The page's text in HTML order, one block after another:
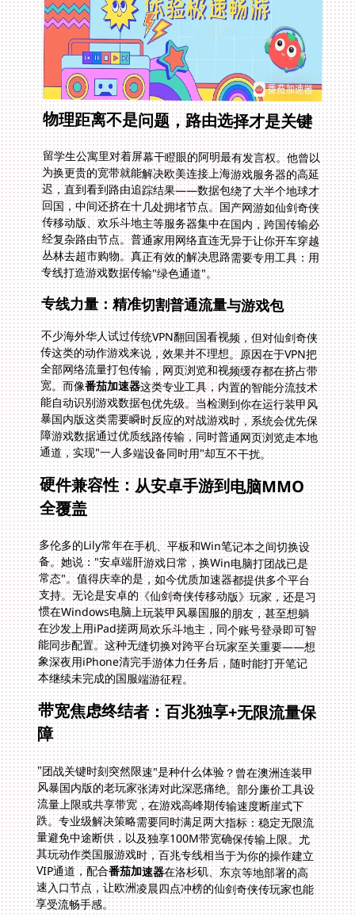
物理距离不是问题，路由选择才是关键
留学生公寓里对着屏幕干瞪眼的阿明最有发言权。他曾以
为换更贵的宽带就能解决欧美连接上海游戏服务器的高延
迟，直到看到路由追踪结果——数据包绕了大半个地球才
回国，中间还挤在十几处拥堵节点。国产网游如仙剑奇侠
传移动版、欢乐斗地主等服务器集中在国内，跨国传输必
经复杂路由节点。普通家用网络直连无异于让你开车穿越
丛林去超市购物。真正有效的解决思路需要专用工具：用
专线打造游戏数据传输"绿色通道"。
专线力量：精准切割普通流量与游戏包
不少海外华人试过传统VPN翻回国看视频，但对仙剑奇侠
传这类的动作游戏来说，效果并不理想。原因在于VPN把
全部网络流量打包传输，网页浏览和视频缓存都在挤占带
宽。而像番茄加速器这类专业工具，内置的智能分流技术
能自动识别游戏数据包优先级。当检测到你在运行装甲风
暴国内版这类需要瞬时反应的对战游戏时，系统会优先保
障游戏数据通过优质线路传输，同时普通网页浏览走本地
通道，实现"一人多端设备同时用"却互不干扰。
硬件兼容性：从安卓手游到电脑MMO
全覆盖
多伦多的Lily常年在手机、平板和Win笔记本之间切换设
备。她说："安卓端肝游戏日常，换Win电脑打团战已是
常态"。值得庆幸的是，如今优质加速器都提供多个平台
支持。无论是安卓的《仙剑奇侠传移动版》玩家，还是习
惯在Windows电脑上玩装甲风暴国服的朋友，甚至想躺
在沙发上用iPad搓两局欢乐斗地主，同个账号登录即可智
能同步配置。这种无缝切换对跨平台玩家至关重要——想
象深夜用iPhone清完手游体力任务后，随时能打开笔记
本继续未完成的国服端游征程。
带宽焦虑终结者：百兆独享+无限流量保
障
"团战关键时刻突然限速"是种什么体验？曾在澳洲连装甲
风暴国内版的老玩家张涛对此深恶痛绝。部分廉价工具设
流量上限或共享带宽，在游戏高峰期传输速度断崖式下
跌。专业级解决策略需要同时满足两大指标：稳定无限流
量避免中途断供，以及独享100M带宽确保传输上限。尤
其玩动作类国服游戏时，百兆专线相当于为你的操作建立
VIP通道，配合番茄加速器在洛杉矶、东京等地部署的高
速入口节点，让欧洲凌晨四点冲榜的仙剑奇侠传玩家也能
享受流畅手感。